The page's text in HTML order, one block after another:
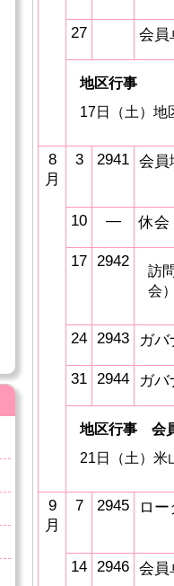
27 会員
地区行事
17日（土）地
8
月
3 2941 会員
10 ― 休会
17 2942
訪
会
24 2943 ガ
31 2944 ガ
地区行事 会
21日（土）米
9
月
7 2945 ロ
14 2946 会員